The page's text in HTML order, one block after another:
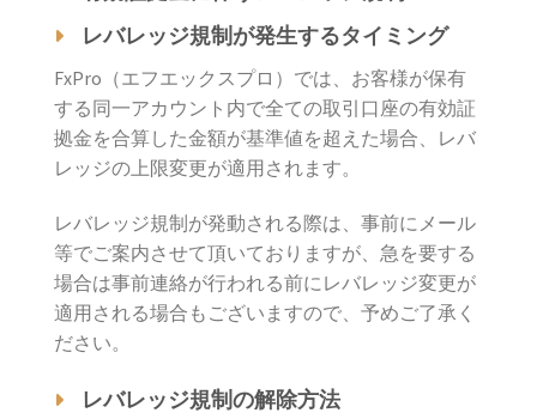
レバレッジ規制が発生するタイミング
FxPro（エフエックスプロ）では、お客様が保有
する同一アカウント内で全ての取引口座の有効証
拠金を合算した金額が基準値を超えた場合、レバ
レッジの上限変更が適用されます。
レバレッジ規制が発動される際は、事前にメール
等でご案内させて頂いておりますが、急を要する
場合は事前連絡が行われる前にレバレッジ変更が
適用される場合もございますので、予めご了承く
ださい。
レバレッジ規制の解除方法